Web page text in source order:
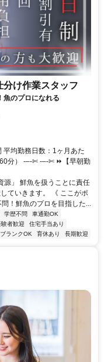
け作業スタッフ
のプロになれる
平均勤務日数：1ヶ月あた
分） -–-✄ -–-✄ ⏩【早朝勤
」 鮮魚を扱うことに責任
ていきます。 《 ここがポ
魚のプロを目指した...
学歴不問
車通勤OK
者歓迎
住宅手当あり
ブランクOK 育休あり 長期歓迎